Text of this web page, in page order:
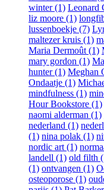
winter (1) Leonard
liz moore (1)
lussenboekje (7)
maltezer kruis (1)
Maria Dermoût (1)
mary gordon (1)
hunter (1) Meghan
Ondaatje (1)
mindfulness (1)
Hour Bookstore (1)
naomi alderman (1)
nederland (1)
(1) nina polak (1)
nordic art (1)
landell (1) old filth
(1) ontvangen (1)
osteoporose (1)